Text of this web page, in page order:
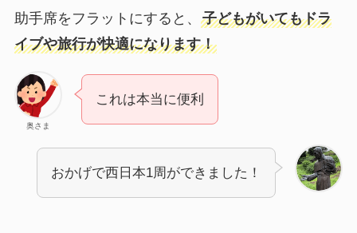
助手席をフラットにすると、 子どもがいてもドラ
イブや旅行が快適になります！
奥さま
これは本当に便利
おかげで西日本1周ができました！